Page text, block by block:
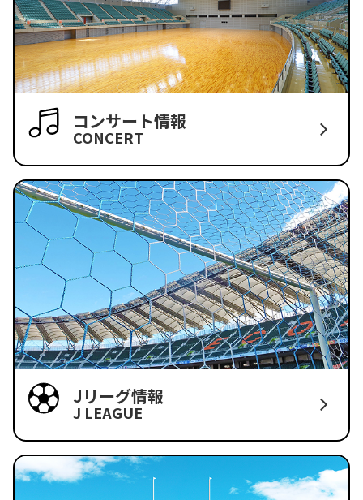
コンサート情報
CONCERT
Jリーグ情報
J LEAGUE